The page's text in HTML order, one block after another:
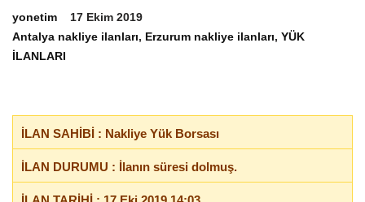
yonetim
17 Ekim 2019
Antalya nakliye ilanları, Erzurum nakliye ilanları, YÜK
İLANLARI
İLAN SAHİBİ : Nakliye Yük Borsası
İLAN DURUMU : İlanın süresi dolmuş.